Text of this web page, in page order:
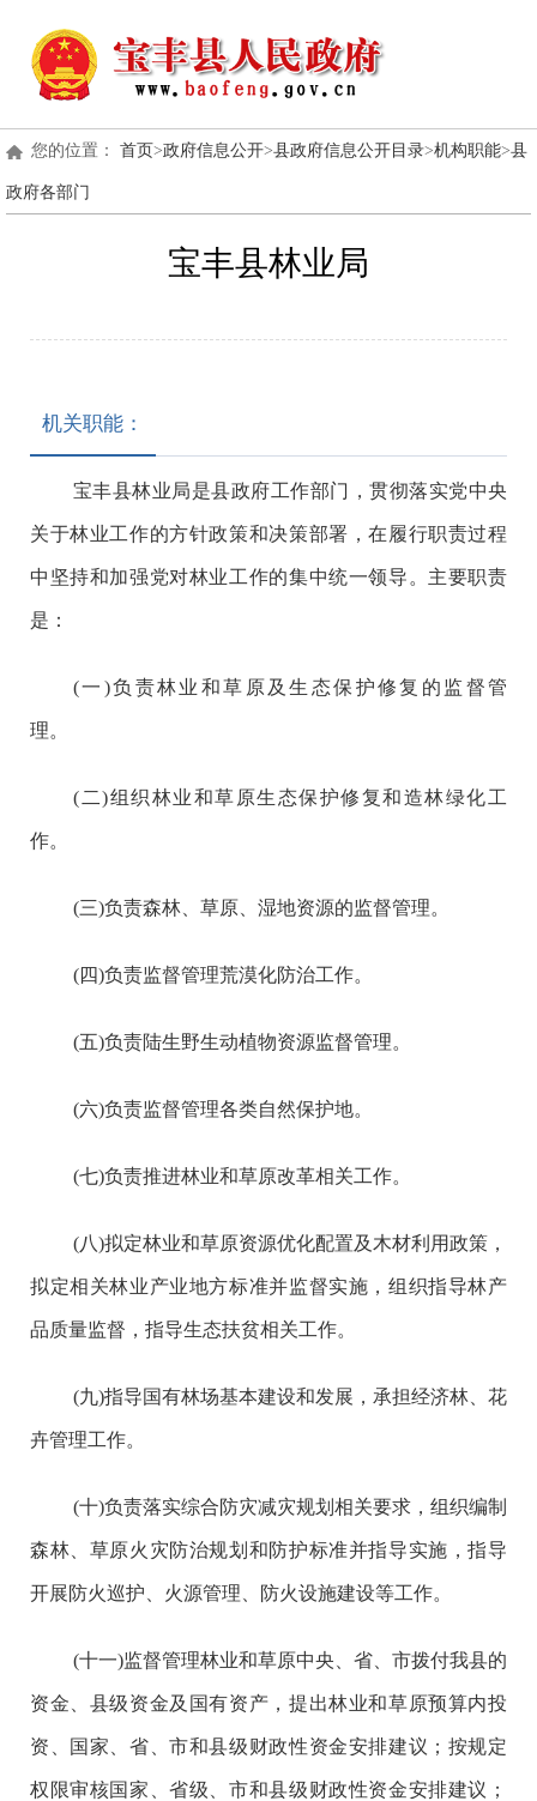
您的位置： 首页>政府信息公开>县政府信息公开目录>机构职能>县
政府各部门
宝丰县林业局
机关职能：
宝丰县林业局是县政府工作部门，贯彻落实党中央
关于林业工作的方针政策和决策部署，在履行职责过程
中坚持和加强党对林业工作的集中统一领导。主要职责
是：
(一)负责林业和草原及生态保护修复的监督管
理。
(二)组织林业和草原生态保护修复和造林绿化工
作。
(三)负责森林、草原、湿地资源的监督管理。
(四)负责监督管理荒漠化防治工作。
(五)负责陆生野生动植物资源监督管理。
(六)负责监督管理各类自然保护地。
(七)负责推进林业和草原改革相关工作。
(八)拟定林业和草原资源优化配置及木材利用政策，
拟定相关林业产业地方标准并监督实施，组织指导林产
品质量监督，指导生态扶贫相关工作。
(九)指导国有林场基本建设和发展，承担经济林、花
卉管理工作。
(十)负责落实综合防灾减灾规划相关要求，组织编制
森林、草原火灾防治规划和防护标准并指导实施，指导
开展防火巡护、火源管理、防火设施建设等工作。
(十一)监督管理林业和草原中央、省、市拨付我县的
资金、县级资金及国有资产，提出林业和草原预算内投
资、国家、省、市和县级财政性资金安排建议；按规定
权限审核国家、省级、市和县级财政性资金安排建议；